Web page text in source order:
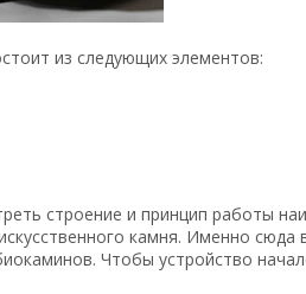
из следующих элементов:
строение и принцип работы
камня. Именно сюда
Чтобы устройство